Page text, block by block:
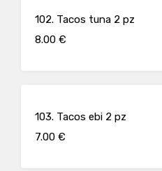
102. Tacos tuna 2 pz
8.00 €
103. Tacos ebi 2 pz
7.00 €